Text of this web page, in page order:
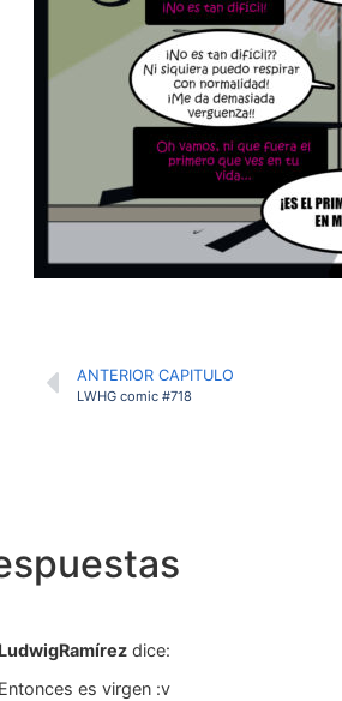
ANTERIOR CAPITULO
LWHG comic #718
dice:
es virgen :v